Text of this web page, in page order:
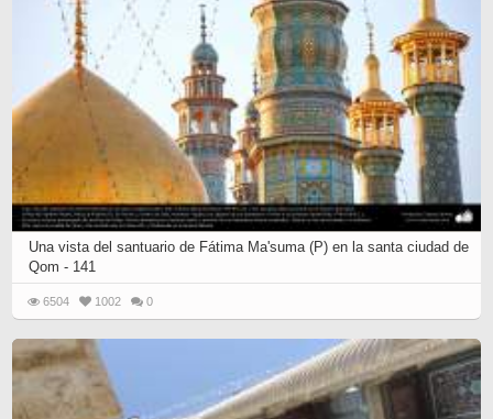
Una vista del santuario de Fátima Ma'suma (P) en la santa ciudad de
Qom - 141
6504 1002 0